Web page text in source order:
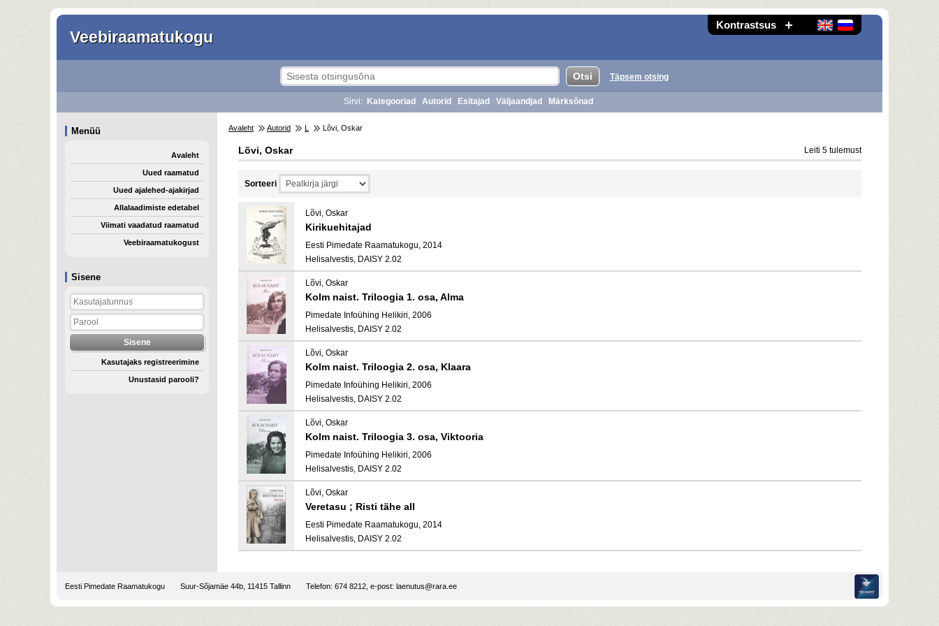
Kontrastsus
Veebiraamatukogu
Sisene
Kasutajaks registreerimine
Unustasid parooli?
Täpsem otsing
Sirvi: Kategooriad Autorid Esitajad Väljaandjad Märksõnad
Menüü
Avaleht
Uued raamatud
Uued ajalehed-ajakirjad
Allalaadimiste edetabel
Viimati vaadatud raamatud
Veebiraamatukogust
Avaleht Autorid L Lõvi, Oskar
Lõvi, Oskar Leiti 5 tulemust
Sorteeri
Lõvi, Oskar
Kirikuehitajad
Eesti Pimedate Raamatukogu, 2014
Helisalvestis, DAISY 2.02
Lõvi, Oskar
Kolm naist. Triloogia 1. osa, Alma
Pimedate Infoühing Helikiri, 2006
Helisalvestis, DAISY 2.02
Lõvi, Oskar
Kolm naist. Triloogia 2. osa, Klaara
Pimedate Infoühing Helikiri, 2006
Helisalvestis, DAISY 2.02
Lõvi, Oskar
Kolm naist. Triloogia 3. osa, Viktooria
Pimedate Infoühing Helikiri, 2006
Helisalvestis, DAISY 2.02
Lõvi, Oskar
Veretasu ; Risti tähe all
Eesti Pimedate Raamatukogu, 2014
Helisalvestis, DAISY 2.02
Eesti Pimedate Raamatukogu Suur-Sõjamäe 44b, 11415 Tallinn Telefon: 674 8212, e-post: laenutus@rara.ee